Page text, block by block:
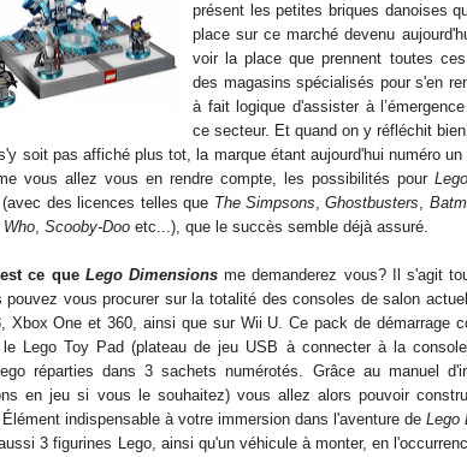
présent lespetites briques danoises
placesur ce marché devenu
voir la place que prennent toutes
des magasins spécialisés pour s'en
à fait logique d'assister à l’émergence
ce secteur. Et quand on y réfléchit
soit pas affichéplus tot, la marque étant aujourd'hui numéro
vous allez vous en rendre compte, les possibilités pour
des licences telles que The Simpsons,Ghostbusters,
Who, Scooby-Doo etc...), que le succès semble déjà assuré.
ce que Lego Dimensions me demanderez vous? Il s'agit
pouvez vous procurer sur la totalité des consoles de salon
Xbox One et360, ainsi que sur Wii U. Ce pack de démarrage
le Lego Toy Pad (plateau de jeu USB à connecter à la
réparties dans 3 sachets numérotés. Grâce au manuel
en jeu si vous le souhaitez) vous allez alors pouvoir
Élément indispensable à votre immersion dans l'aventure de Lego
3 figurines Lego, ainsi qu'unvéhicule à monter, en